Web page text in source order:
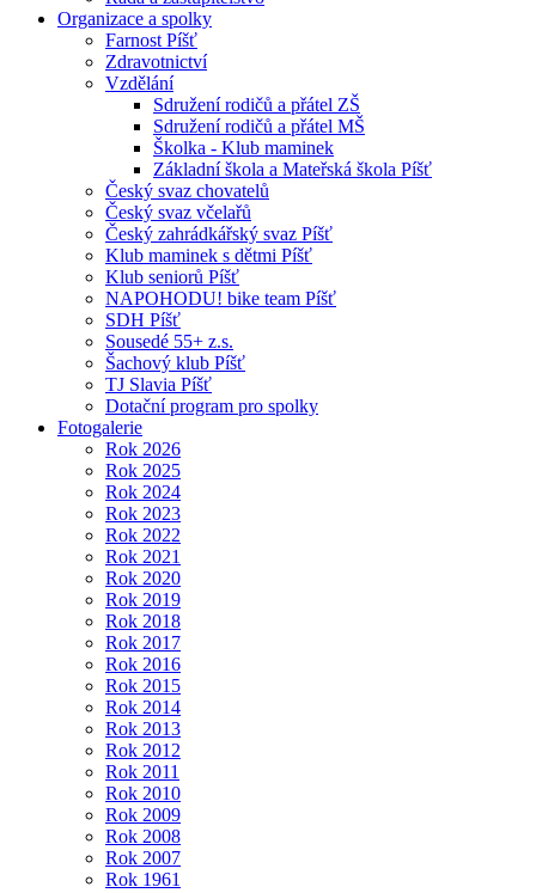
Organizace a spolky
Farnost Píšť
Zdravotnictví
Vzdělání
Sdružení rodičů a přátel ZŠ
Sdružení rodičů a přátel MŠ
Školka - Klub maminek
Základní škola a Mateřská škola Píšť
Český svaz chovatelů
Český svaz včelařů
Český zahrádkářský svaz Píšť
Klub maminek s dětmi Píšť
Klub seniorů Píšť
NAPOHODU! bike team Píšť
SDH Píšť
Sousedé 55+ z.s.
Šachový klub Píšť
TJ Slavia Píšť
Dotační program pro spolky
Fotogalerie
Rok 2026
Rok 2025
Rok 2024
Rok 2023
Rok 2022
Rok 2021
Rok 2020
Rok 2019
Rok 2018
Rok 2017
Rok 2016
Rok 2015
Rok 2014
Rok 2013
Rok 2012
Rok 2011
Rok 2010
Rok 2009
Rok 2008
Rok 2007
Rok 1961